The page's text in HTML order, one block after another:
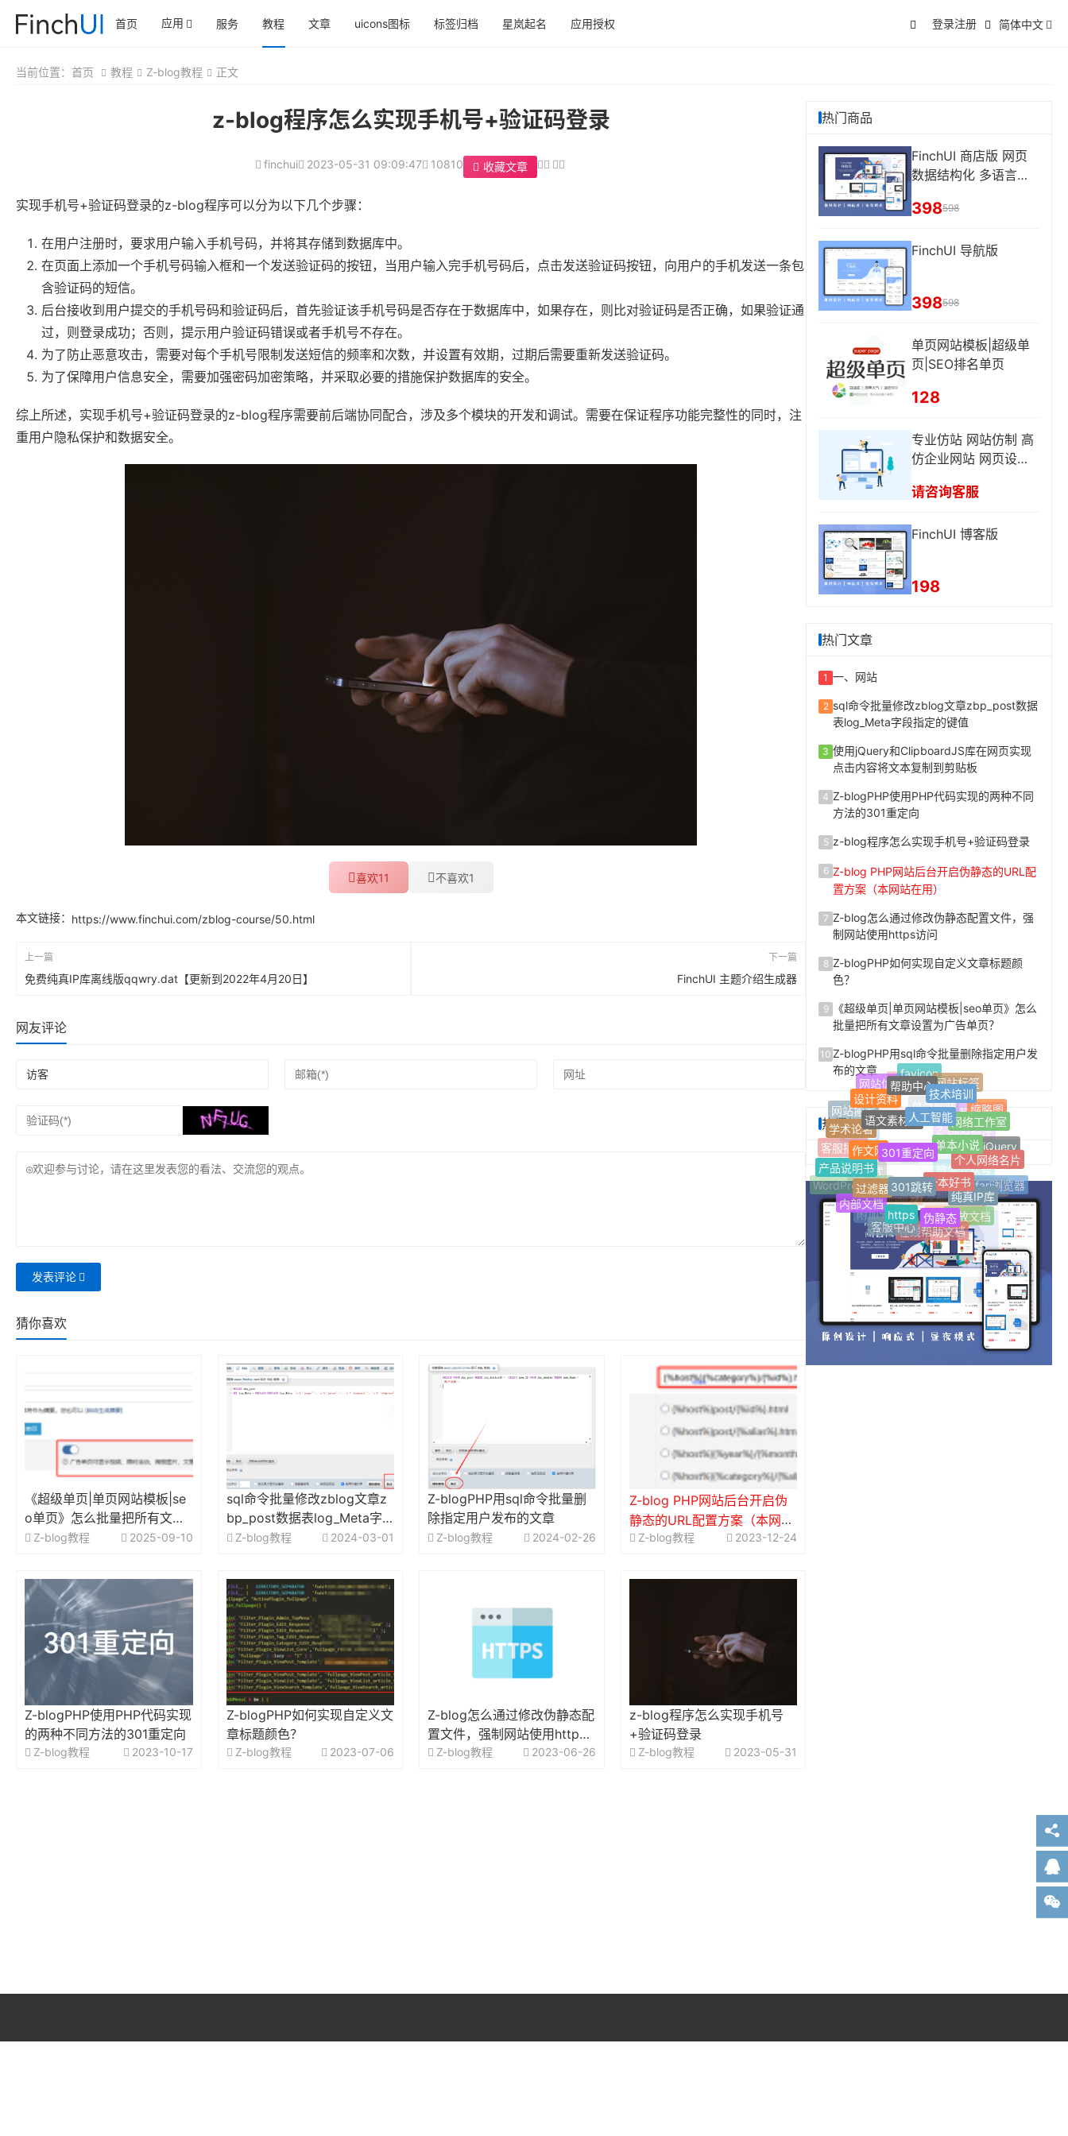
首页 应用 服务 教程 文章 uicons图标 标签归档 星岚起名 应用授权 登录注册 简体中文
当前位置： 首页 教程 Z-blog教程 正文
z-blog程序怎么实现手机号+验证码登录
finchui 2023-05-31 09:09:47 10810 收藏文章
实现手机号+验证码登录的z-blog程序可以分为以下几个步骤：
在用户注册时，要求用户输入手机号码，并将其存储到数据库中。
在页面上添加一个手机号码输入框和一个发送验证码的按钮，当用户输入完手机号码后，点击发送验证码按钮，向用户的手机发送一条包
含验证码的短信。
后台接收到用户提交的手机号码和验证码后，首先验证该手机号码是否存在于数据库中，如果存在，则比对验证码是否正确，如果验证通
过，则登录成功；否则，提示用户验证码错误或者手机号不存在。
为了防止恶意攻击，需要对每个手机号限制发送短信的频率和次数，并设置有效期，过期后需要重新发送验证码。
为了保障用户信息安全，需要加强密码加密策略，并采取必要的措施保护数据库的安全。
综上所述，实现手机号+验证码登录的z-blog程序需要前后端协同配合，涉及多个模块的开发和调试。需要在保证程序功能完整性的同时，注
重用户隐私保护和数据安全。
喜欢11 不喜欢1
本文链接： https://www.finchui.com/zblog-course/50.html
上一篇
免费纯真IP库离线版qqwry.dat【更新到2022年4月20日】
下一篇
FinchUI 主题介绍生成器
网友评论
发表评论
猜你喜欢
《超级单页|单页网站模板|se
o单页》怎么批量把所有文章
设置为广告单页？
Z-blog教程 2025-09-10
sql命令批量修改zblog文章z
bp_post数据表log_Meta字
段指定的键值
Z-blog教程 2024-03-01
Z-blogPHP用sql命令批量删
除指定用户发布的文章
Z-blog教程 2024-02-26
Z-blog PHP网站后台开启伪
静态的URL配置方案（本网站
在用）
Z-blog教程 2023-12-24
Z-blogPHP使用PHP代码实现
的两种不同方法的301重定向
Z-blog教程 2023-10-17
Z-blogPHP如何实现自定义文
章标题颜色？
Z-blog教程 2023-07-06
Z-blog怎么通过修改伪静态配
置文件，强制网站使用https
访问
Z-blog教程 2023-06-26
z-blog程序怎么实现手机号
+验证码登录
Z-blog教程 2023-05-31
热门商品
FinchUI 商店版 网页
数据结构化 多语言切
398598
FinchUI 导航版
398598
单页网站模板|超级单
页|SEO排名单页
128
专业仿站 网站仿制 高
仿企业网站 网页设计
请咨询客服
FinchUI 博客版
198
热门文章
1 一、网站
2 sql命令批量修改zblog文章zbp_post数据
表log_Meta字段指定的键值
3 使用jQuery和ClipboardJS库在网页实现
点击内容将文本复制到剪贴板
4 Z-blogPHP使用PHP代码实现的两种不同
方法的301重定向
5 z-blog程序怎么实现手机号+验证码登录
6 Z-blog PHP网站后台开启伪静态的URL配
置方案（本网站在用）
7 Z-blog怎么通过修改伪静态配置文件，强
制网站使用https访问
8 Z-blogPHP如何实现自定义文章标题颜
色？
9
《超级单页|单页网站模板|seo单页》怎么
批量把所有文章设置为广告单页？
10 Z-blogPHP用sql命令批量删除指定用户发
布的文章
热门标签
Z-blogPHP
FinchUI
网址导航
单页网站
Z-Blog插件
微信公众号
开发服务
定制服务
响应式
自适应
Jquery
博客网站最新标签
热门标签
随机标签
标签归档
AI写作助手
文章多选分类
附加分类
WordPress插件
客服插件
网站搬家
网站信息
favicon
网站标签
缩略图
jQuery
Safari浏览器
开放文档
在线帮助文档
客服中心
内部文档
产品说明书
学术论著
设计资料
帮助中心
技术培训
网络工作室
个人网络名片
纯真IP库
伪静态
https
过滤器
作文网
语文素材网人工智能
单本小说
一本好书
301跳转
301重定向